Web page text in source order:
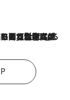
いつまで続く？《エネルギー専門家に聞く“どうなる日本の暮らし”》